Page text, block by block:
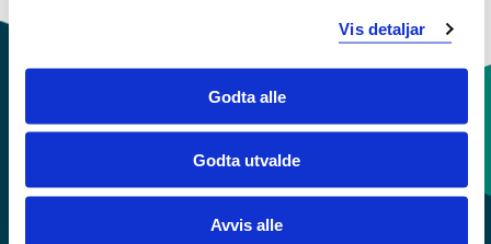
Vis detaljar
Godta alle
Godta utvalde
Avvis alle